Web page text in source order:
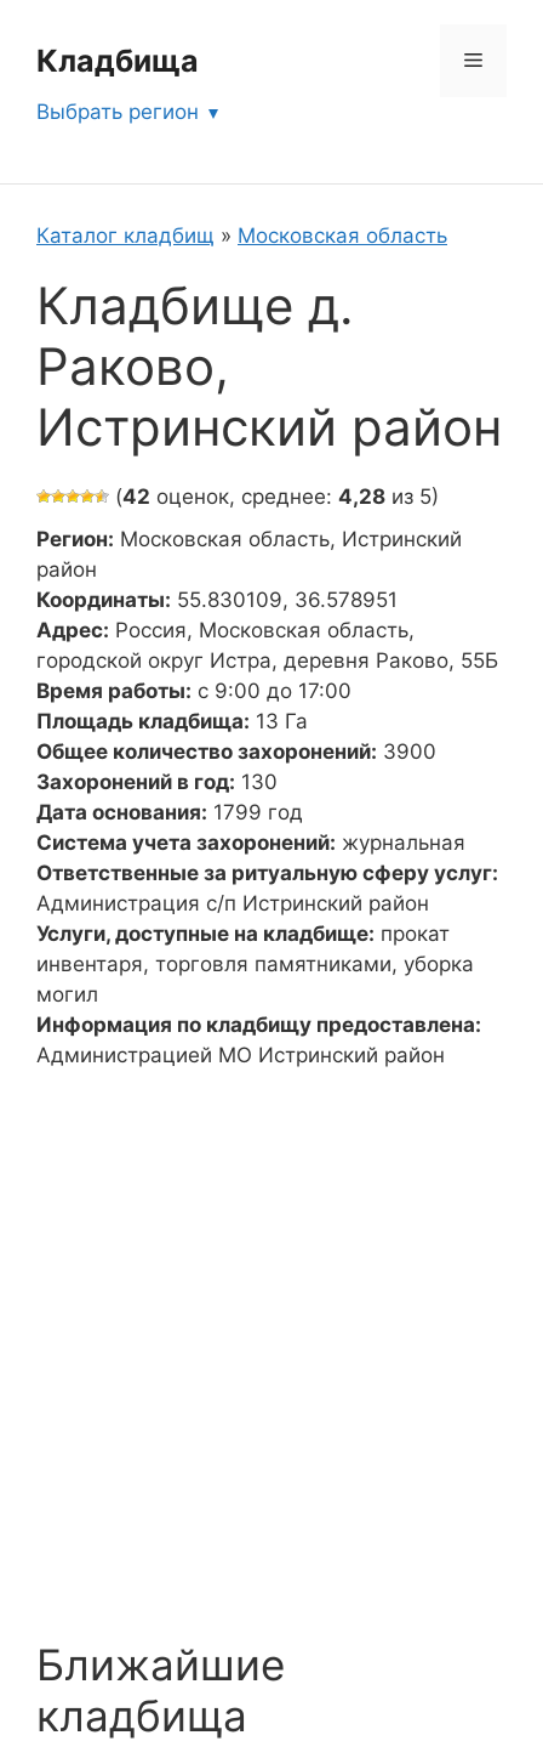
содержимому
Кладбища Меню
Выбрать регион
Каталог кладбищ » Московская область
Кладбище д.
Раково,
Истринский район
(42 оценок, среднее: 4,28 из 5)
Регион: Московская область, Истринский
район
Координаты: 55.830109, 36.578951
Адрес: Россия, Московская область,
городской округ Истра, деревня Раково, 55Б
Время работы: с 9:00 до 17:00
Площадь кладбища: 13 Га
Общее количество захоронений: 3900
Захоронений в год: 130
Дата основания: 1799 год
Система учета захоронений: журнальная
Ответственные за ритуальную сферу услуг:
Администрация с/п Истринский район
Услуги, доступные на кладбище: прокат
инвентаря, торговля памятниками, уборка
могил
Информация по кладбищу предоставлена:
Администрацией МО Истринский район
Ближайшие
кладбища